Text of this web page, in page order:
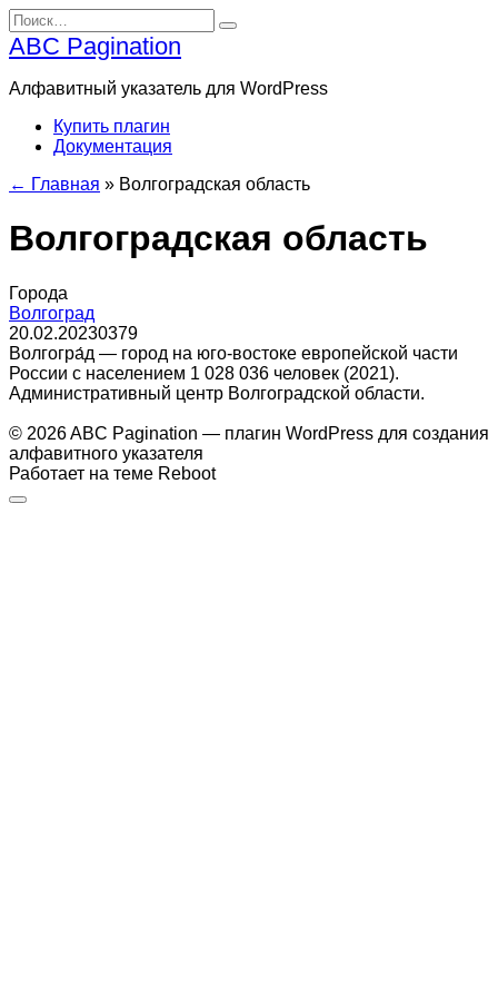
Перейти
к
содержанию
Search
for:
ABC Pagination
Алфавитный указатель для WordPress
Купить плагин
Документация
← Главная » Волгоградская область
Волгоградская область
Города
Волгоград
20.02.20230379
Волгогра́д — город на юго-востоке европейской части
России с населением 1 028 036 человек (2021).
Административный центр Волгоградской области.
© 2026 ABC Pagination — плагин WordPress для создания
алфавитного указателя
Работает на теме Reboot